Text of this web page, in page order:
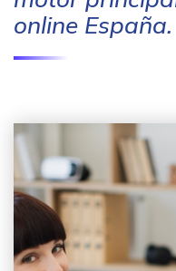
online España.